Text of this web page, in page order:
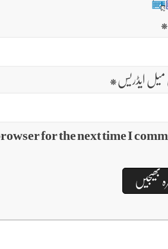
*
میل ایڈریس *
for the next time I